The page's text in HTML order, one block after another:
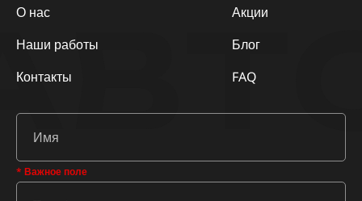
О нас
Наши работы
Контакты
Акции
Блог
FAQ
* Важное поле